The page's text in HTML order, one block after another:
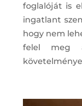
foglalóját is
ingatlant
hogy nem
felel meg